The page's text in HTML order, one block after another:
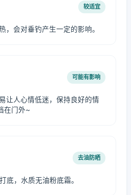
较适宜
，会对垂钓产生一定的影响。
可能有影响
让人心情低迷，保持良好的情
在门外~
去油防晒
底，水质无油粉底霜。